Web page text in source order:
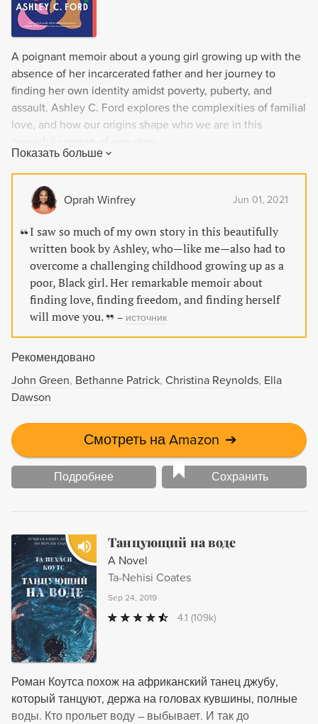
A poignant memoir about a young girl growing up with the
absence of her incarcerated father and her journey to
finding her own identity amidst poverty, puberty, and
assault. Ashley C. Ford explores the complexities of familial
love, and how our origins shape who we are in this
Показать больше
Oprah Winfrey Jun 01, 2021
I saw so much of my own story in this beautifully
written book by Ashley, who—like me—also had to
overcome a challenging childhood growing up as a
poor, Black girl. Her remarkable memoir about
finding love, finding freedom, and finding herself
will move you.
– источник
Рекомендовано
John Green Bethanne Patrick Christina Reynolds Ella
Dawson
Смотреть на Amazon ➔
Подробнее Сохранить
Танцующий на воде
A Novel
Ta-Nehisi Coates
Sep 24, 2019
4.1 (109k)
Роман Коутса похож на африканский танец джубу,
который танцуют, держа на головах кувшины, полные
воды. Кто прольет воду – выбывает. И так до